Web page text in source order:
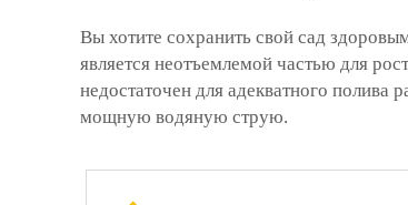
Вы хотите сохранить свой сад
является неотъемлемой частью для
недостаточен для адекватного
мощную водяную струю.